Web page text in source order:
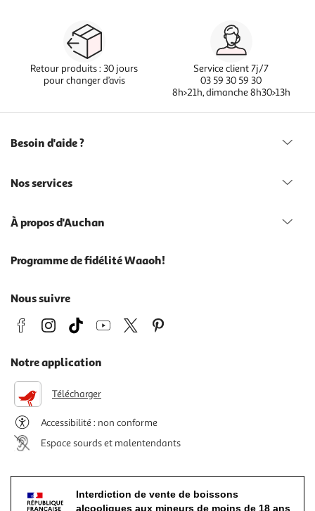
Retour produits : 30 jours
pour changer d’avis
Service client 7j/7
03 59 30 59 30
8h>21h, dimanche 8h30>13h
Besoin d'aide ?
Nos services
À propos d'Auchan
Programme de fidélité Waaoh!
Nous suivre
Notre application
Télécharger
Accessibilité : non conforme
Espace sourds et malentendants
Interdiction de vente de boissons
alcooliques aux mineurs de moins de 18 ans